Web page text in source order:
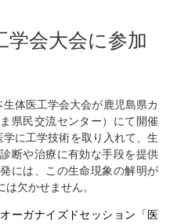
学会大会に参加
生体医工学会大会が鹿児島県カ
県民交流センター）にて開催
学に工学技術を取り入れて、生
断や治療に有効な手段を提供
には、この生命現象の解明が
欠かせません。
ーガナイズドセッション「医